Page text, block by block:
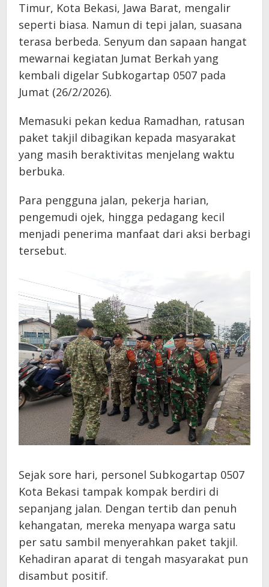
Timur, Kota Bekasi, Jawa Barat, mengalir
seperti biasa. Namun di tepi jalan, suasana
terasa berbeda. Senyum dan sapaan hangat
mewarnai kegiatan Jumat Berkah yang
kembali digelar Subkogartap 0507 pada
Jumat (26/2/2026).
Memasuki pekan kedua Ramadhan, ratusan
paket takjil dibagikan kepada masyarakat
yang masih beraktivitas menjelang waktu
berbuka.
Para pengguna jalan, pekerja harian,
pengemudi ojek, hingga pedagang kecil
menjadi penerima manfaat dari aksi berbagi
tersebut.
Sejak sore hari, personel Subkogartap 0507
Kota Bekasi tampak kompak berdiri di
sepanjang jalan. Dengan tertib dan penuh
kehangatan, mereka menyapa warga satu
per satu sambil menyerahkan paket takjil.
Kehadiran aparat di tengah masyarakat pun
disambut positif.